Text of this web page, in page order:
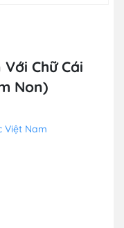
Chữ Cái
Non)
Việt Nam